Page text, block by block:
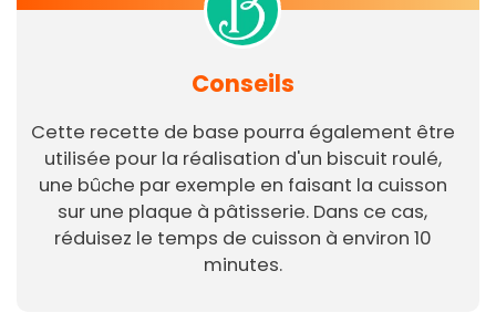
Conseils
Cette recette de base pourra également être
utilisée pour la réalisation d'un biscuit roulé,
une bûche par exemple en faisant la cuisson
sur une plaque à pâtisserie. Dans ce cas,
réduisez le temps de cuisson à environ 10
minutes.